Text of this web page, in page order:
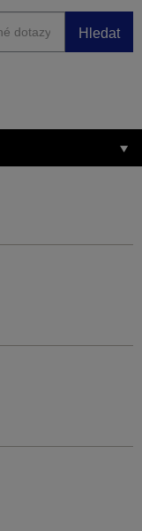
Hledat